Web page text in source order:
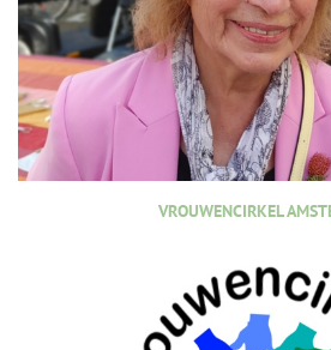
VROUWENCIRKEL